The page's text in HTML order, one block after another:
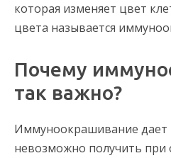
которая изменяет цвет
цвета называется
Почему
так важно?
Иммуноокрашивание
невозможно получить